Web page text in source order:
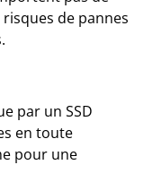
de pannes
par un SSD
en toute
pour une